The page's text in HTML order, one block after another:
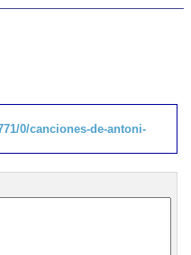
0/canciones-de-antoni-